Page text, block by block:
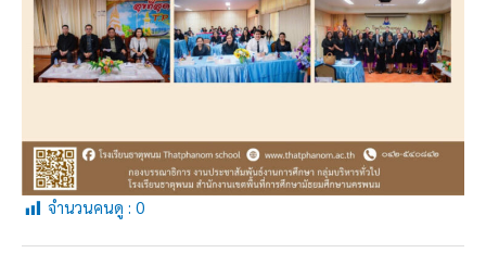
จำนวนคนดู : 0